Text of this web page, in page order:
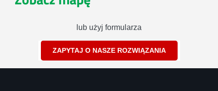
lub użyj formularza
ZAPYTAJ O NASZE ROZWIĄZANIA